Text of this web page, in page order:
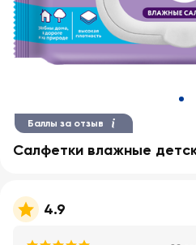
Баллы за отзыв
Салфетки влажные
4.9